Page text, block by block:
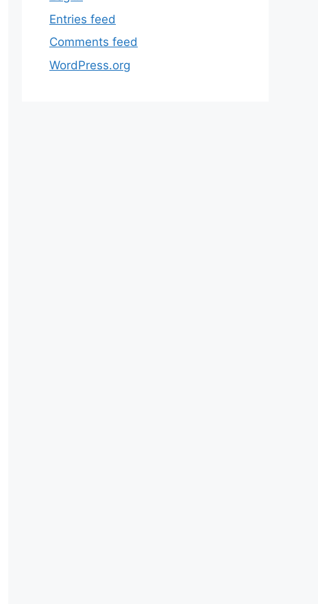
Entries feed
Comments feed
WordPress.org